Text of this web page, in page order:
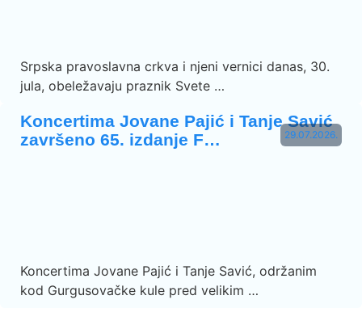
Srpska pravoslavna crkva i njeni vernici danas, 30.
jula, obeležavaju praznik Svete …
29.07.2026.
Koncertima Jovane Pajić i Tanje Savić
završeno 65. izdanje F…
Koncertima Jovane Pajić i Tanje Savić, održanim
kod Gurgusovačke kule pred velikim …